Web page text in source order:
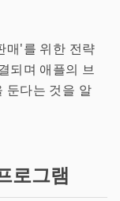
매'를 위한 전략
되며 애플의 브
둔다는 것을 알
로그램